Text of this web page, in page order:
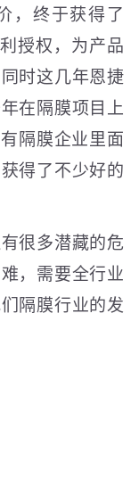
，终于获得了
授权，为产品
时这几年恩捷
在隔膜项目上
隔膜企业里面
得了不少好的
很多潜藏的危
，需要全行业
隔膜行业的发